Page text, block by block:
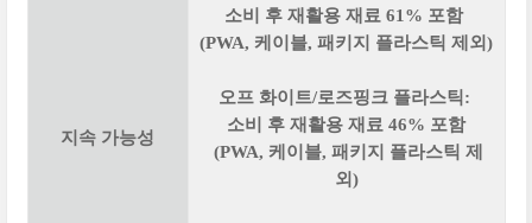
지속 가능성
소비 후 재활용 재료 61% 포함
(PWA, 케이블, 패키지 플라스틱 제외)
오프 화이트/로즈핑크 플라스틱:
소비 후 재활용 재료 46% 포함
(PWA, 케이블, 패키지 플라스틱 제
외)